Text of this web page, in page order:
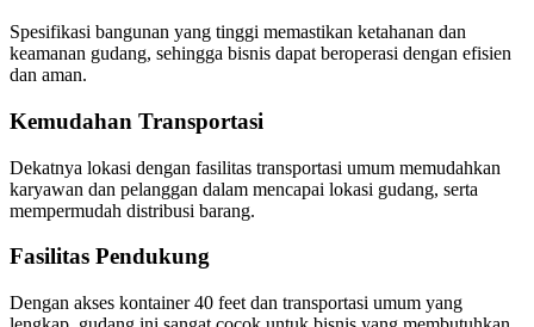
Spesifikasi bangunan yang tinggi memastikan ketahanan dan
keamanan gudang, sehingga bisnis dapat beroperasi dengan efisien
dan aman.
Kemudahan Transportasi
Dekatnya lokasi dengan fasilitas transportasi umum memudahkan
karyawan dan pelanggan dalam mencapai lokasi gudang, serta
mempermudah distribusi barang.
Fasilitas Pendukung
Dengan akses kontainer 40 feet dan transportasi umum yang